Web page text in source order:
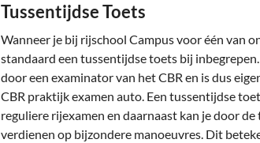
Tussentijdse Toets
Wanneer je bij rijschool Campus voor één van
standaard een tussentijdse toets bij
door een examinator van het CBR en is dus
CBR praktijk examen auto. Een tussentijdse
reguliere rijexamen en daarnaast kan je door
verdienen op bijzondere manoeuvres. Dit